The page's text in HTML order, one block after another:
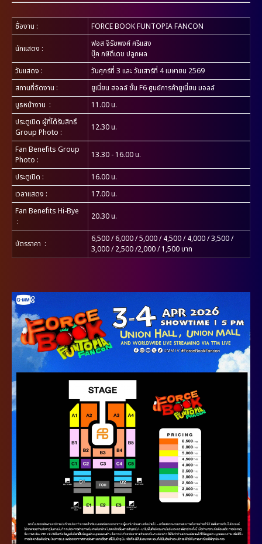
ชื่องาน : FORCE BOOK FUNTOPIA FANCON
นักแสดง :
ฟอส จิรัชพงศ์ ศรีแสง
บุ๊ค กษิดิ์เดช ปลูกผล
วันแสดง :
วันศุกร์ที่ 3 และ วันเสาร์ที่ 4 เมษายน 2569
สถานที่จัดงาน :
ยูเนี่ยน ฮอลล์ ชั้น F6 ศูนย์การค้ายูเนี่ยน มอลล์
บูธหน้างาน :
11.00 น.
ประตูเปิด ผู้ที่ได้รับสิทธิ์
Group Photo : 12.30 น.
Fan Benefits Group
Photo : 13.30 - 16.00 น.
ประตูเปิด :
16.00 น.
เวลาแสดง :
17.00 น.
Fan Benefits Hi-Bye
:
20.30 น.
บัตรราคา :
6,500 / 6,000 / 5,000 / 4,500 / 4,000 / 3,500 /
3,000 / 2,500 /2,000 / 1,500 บาท